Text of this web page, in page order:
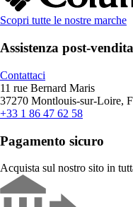
Scopri tutte le nostre marche
Assistenza post-
Contattaci
11 rue Bernard Maris
37270 Montlouis-sur-Loire,
+33 1 86 47 62 58
Pagamento sicuro
Acquista sul nostro sito in